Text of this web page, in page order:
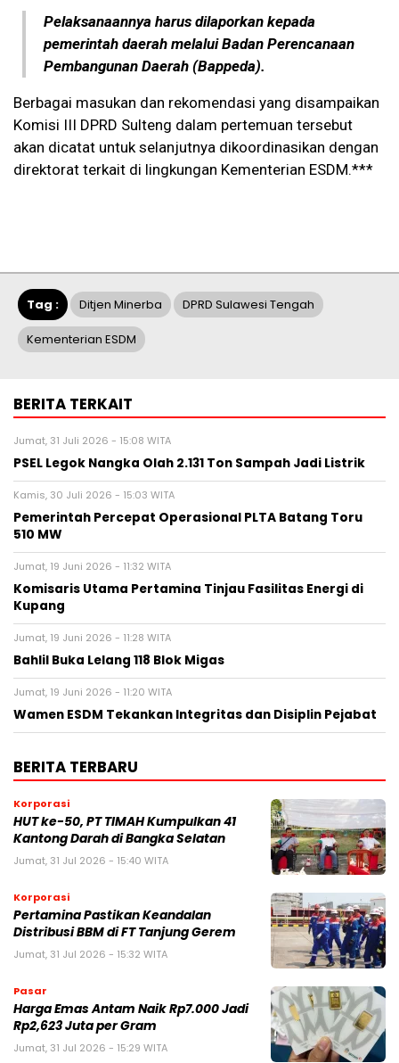
Pelaksanaannya harus dilaporkan kepada
pemerintah daerah melalui Badan Perencanaan
Pembangunan Daerah (Bappeda).
Berbagai masukan dan rekomendasi yang disampaikan
Komisi III DPRD Sulteng dalam pertemuan tersebut
akan dicatat untuk selanjutnya dikoordinasikan dengan
direktorat terkait di lingkungan Kementerian ESDM.***
Tag : Ditjen Minerba DPRD Sulawesi Tengah
Kementerian ESDM
BERITA TERKAIT
Jumat, 31 Juli 2026 - 15:08 WITA
PSEL Legok Nangka Olah 2.131 Ton Sampah Jadi Listrik
Kamis, 30 Juli 2026 - 15:03 WITA
Pemerintah Percepat Operasional PLTA Batang Toru
510 MW
Jumat, 19 Juni 2026 - 11:32 WITA
Komisaris Utama Pertamina Tinjau Fasilitas Energi di
Kupang
Jumat, 19 Juni 2026 - 11:28 WITA
Bahlil Buka Lelang 118 Blok Migas
Jumat, 19 Juni 2026 - 11:20 WITA
Wamen ESDM Tekankan Integritas dan Disiplin Pejabat
BERITA TERBARU
Korporasi
HUT ke-50, PT TIMAH Kumpulkan 41
Kantong Darah di Bangka Selatan
Jumat, 31 Jul 2026 - 15:40 WITA
Korporasi
Pertamina Pastikan Keandalan
Distribusi BBM di FT Tanjung Gerem
Jumat, 31 Jul 2026 - 15:32 WITA
Pasar
Harga Emas Antam Naik Rp7.000 Jadi
Rp2,623 Juta per Gram
Jumat, 31 Jul 2026 - 15:29 WITA